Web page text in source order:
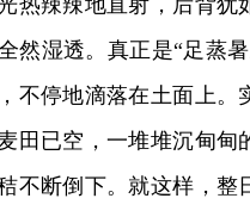
热辣辣地直射，后背
然湿透。真正是“足蒸
不停地滴落在土面上
田已空，一堆堆沉甸甸
不断倒下。就这样，整